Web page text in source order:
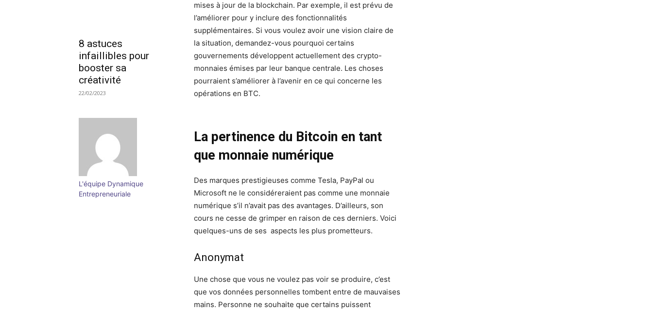
8 astuces
infaillibles pour
booster sa
créativité
22/02/2023
L'équipe Dynamique
Entrepreneuriale
mises à jour de la blockchain. Par exemple, il est prévu de
l’améliorer pour y inclure des fonctionnalités
supplémentaires. Si vous voulez avoir une vision claire de
la situation, demandez-vous pourquoi certains
gouvernements développent actuellement des crypto-
monnaies émises par leur banque centrale. Les choses
pourraient s’améliorer à l’avenir en ce qui concerne les
opérations en BTC.
La pertinence du Bitcoin en tant
que monnaie numérique
Des marques prestigieuses comme Tesla, PayPal ou
Microsoft ne le considéreraient pas comme une monnaie
numérique s’il n’avait pas des avantages. D’ailleurs, son
cours ne cesse de grimper en raison de ces derniers. Voici
quelques-uns de ses aspects les plus prometteurs.
Anonymat
Une chose que vous ne voulez pas voir se produire, c’est
que vos données personnelles tombent entre de mauvaises
mains. Personne ne souhaite que certains puissent